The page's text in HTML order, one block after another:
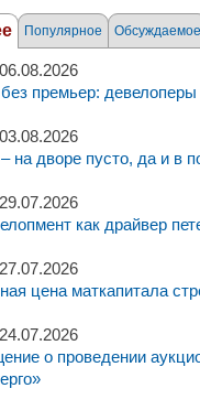
Популярное Обсуждаемое
06.08.2026
премьер: девелоперы
03.08.2026
на дворе пусто, да и в
29.07.2026
как драйвер
27.07.2026
цена маткапитала
24.07.2026
о проведении